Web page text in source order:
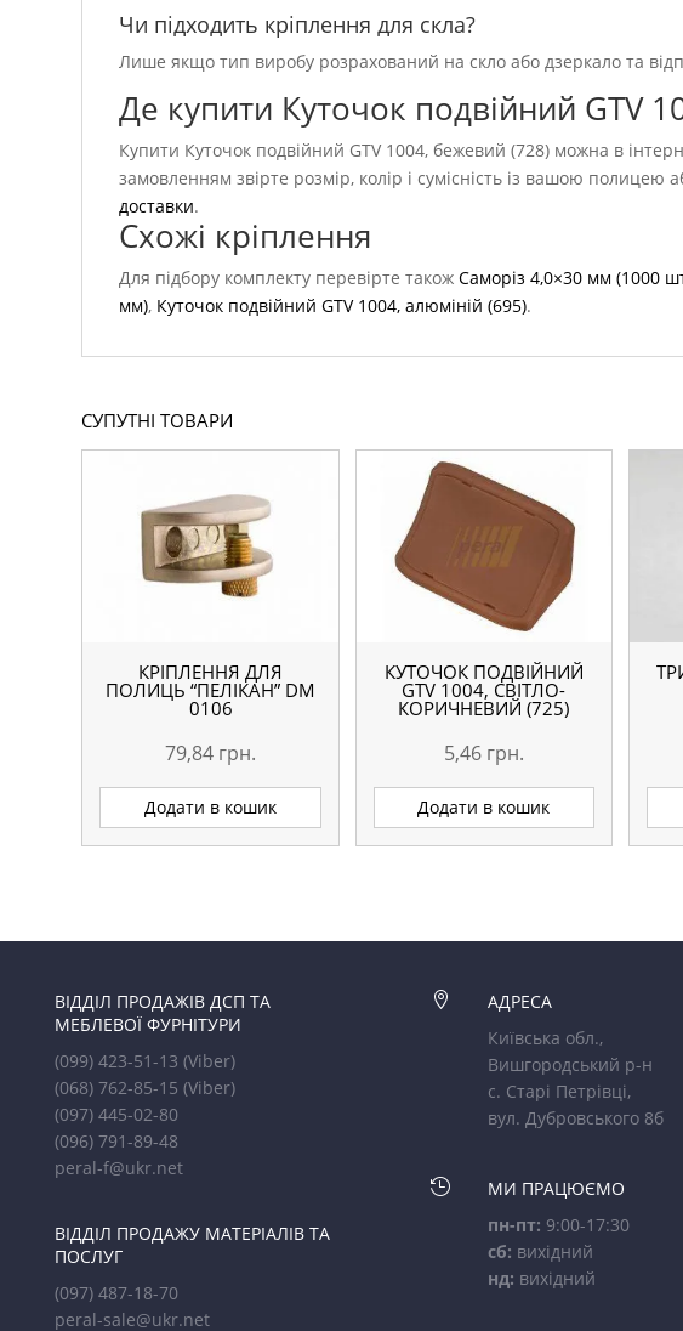
Чи підходить кріплення для скла?
Лише якщо тип виробу розрахований на скло або дзеркало та
Де купити Куточок подвійний GTV
Купити Куточок подвійний GTV 1004, бежевий (728) можна в
замовленням звірте розмір, колір і сумісність із вашою
доставки.
Схожі кріплення
Для підбору комплекту перевірте такожСаморіз 4,0×30 мм (1000
мм), Куточок подвійний GTV 1004, алюміній (695).
СУПУТНІ ТОВАРИ
КРІПЛЕННЯ ДЛЯ
ПОЛИЦЬ “ПЕЛІКАН” DM
0106
79,84 грн.
Додати в кошик
КУТОЧОК ПОДВІЙНИЙ
GTV 1004, СВІТЛО-
КОРИЧНЕВИЙ (725)
5,46 грн.
Додати в кошик
ВІДДІЛ ПРОДАЖІВ ДСП ТА
МЕБЛЕВОЇ ФУРНІТУРИ
(099) 423-51-13(Viber)
(068) 762-85-15(Viber)
(097) 445-02-80
(096) 791-89-48
peral-f@ukr.net
ВІДДІЛ ПРОДАЖУ МАТЕРІАЛІВ ТА
ПОСЛУГ
(097) 487-18-70
peral-sale@ukr.net

АДРЕСА
Київська обл.,
Вишгородський р-н
с. Старі Петрівці,
вул. Дубровського 8б

МИ ПРАЦЮЄМО
пн-пт: 9:00-17:30
сб: вихідний
нд: вихідний